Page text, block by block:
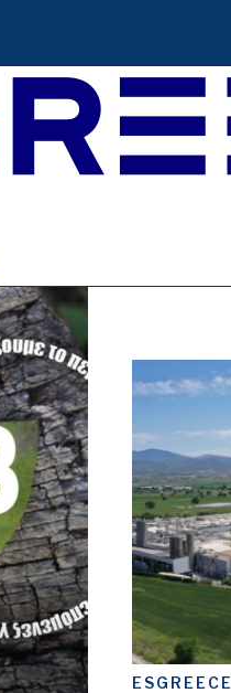
ESGREECE